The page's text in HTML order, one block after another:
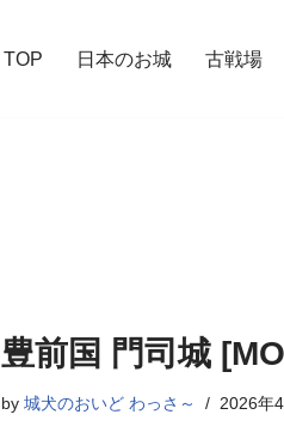
TOP 日本のお城 古戦場
豊前国 門司城
by 城犬のおいど わっさ～ 2026年